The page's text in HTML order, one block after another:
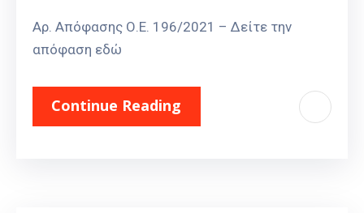
Αρ. Απόφασης Ο.Ε. 196/2021 – Δείτε την
απόφαση εδώ
Continue Reading